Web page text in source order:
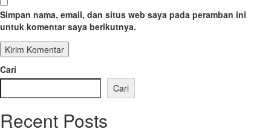
Simpan nama, email, dan situs web saya pada peramban ini
untuk komentar saya berikutnya.
Cari
Cari
Recent Posts